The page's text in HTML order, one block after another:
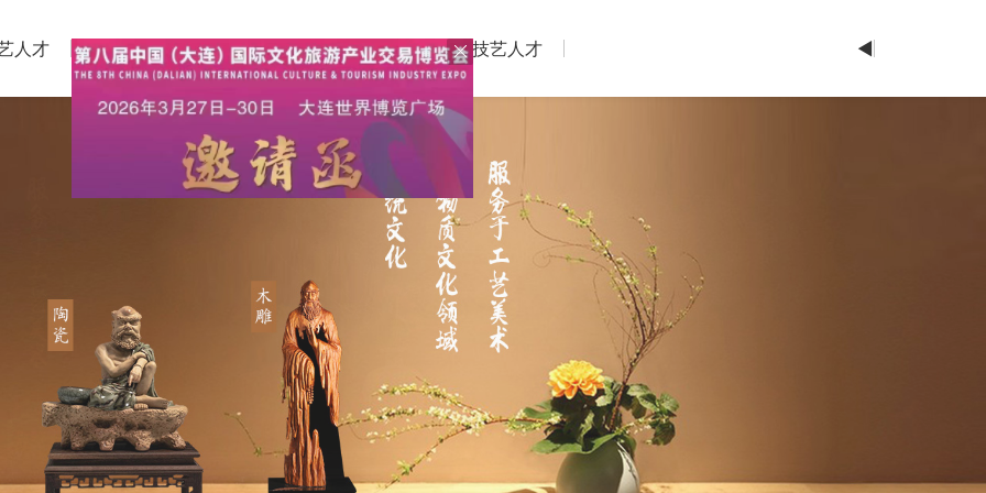
人才 下载中心 工艺大师 工艺名家 非遗技艺人才 ◄